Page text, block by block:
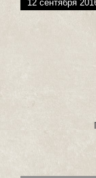
12 сентября